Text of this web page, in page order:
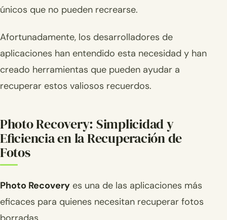
únicos que no pueden recrearse.
Afortunadamente, los desarrolladores de
aplicaciones han entendido esta necesidad y han
creado herramientas que pueden ayudar a
recuperar estos valiosos recuerdos.
Photo Recovery: Simplicidad y
Eficiencia en la Recuperación de
Fotos
Photo Recovery es una de las aplicaciones más
eficaces para quienes necesitan recuperar fotos